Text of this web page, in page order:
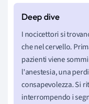
I nocicettori si
che nel cervello.
pazienti viene
l'anestesia, una
consapevolezza.Si
interrompendo i